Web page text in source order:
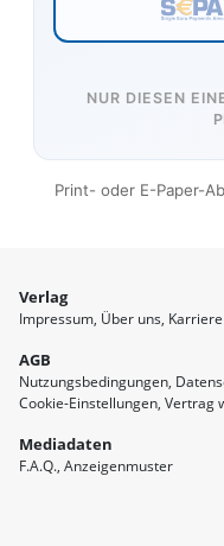
NUR DIESEN
Print- oder E-Paper-
Verlag
Impressum Über uns Karriere
AGB
Nutzungsbedingungen
Cookie-Einstellungen Vertrag
Mediadaten
F.A.Q. Anzeigenmuster